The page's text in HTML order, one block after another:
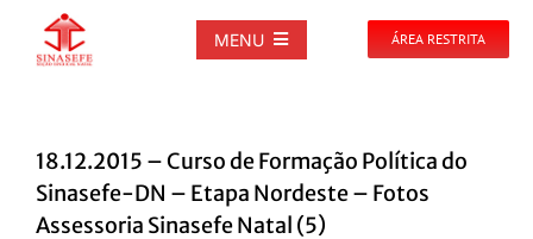
MENU
NOTÍCIAS
ÁREA RESTRITA
18.12.2015 – Curso de Formação Política do
Sinasefe-DN – Etapa Nordeste – Fotos
Assessoria Sinasefe Natal (5)